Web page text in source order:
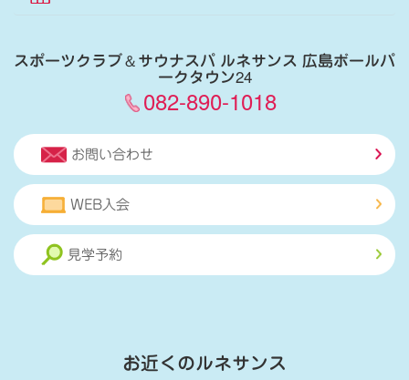
スポーツクラブ＆サウナスパ ルネサンス 広島ボールパ
ークタウン24
082-890-1018
お問い合わせ
WEB入会
見学予約
お近くのルネサンス